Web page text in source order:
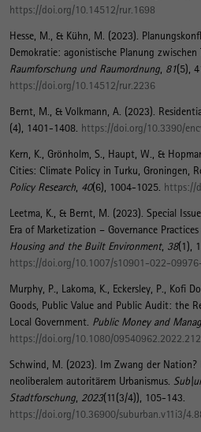
https://doi.org/10.14512/rur.1698
Hesse, M. , & Kühn, M. (2023).
Demokratie: agonistische Planung zwischen
Raumforschung und Raumordnung 81(5),
https://doi.org/10.14512/rur.2236
Bernt, M. , & Volkmann, A. (2023).
(4), 1401-1408. https://doi.org/10.3390/
Kern, K. , Grönholm, S. , Haupt, W. , &
Cities: Climate Policy in Turku, Groningen,
Policy Research 40(6), 1004-1025. https://
Leetma, K. , & Bernt, M. (2023). Special
Era of Marketization – Governance
Housing and the Built Environment, 38(1),
https://doi.org/10.1007/s10901-022-
Murphy, P., Lakoma, K., Eckersley, P., Kofi
Goods, Public Value and Public Audit: the
Local Government Public Money and
https://doi.org/10.1080/
Schwind, M. (2023). Im Zwang der
neoliberalem autoritärem Urbanismus
Stadtforschung 2023(11(3/4)), 105-143.
https://doi.org/10.36900/suburban.v11i3/